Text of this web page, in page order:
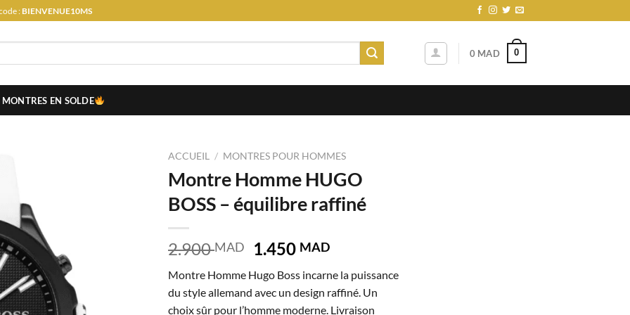
:BIENVENUE10MS
0 MAD 0
MONTRES EN SOLDE
ACCUEIL / MONTRES POUR HOMMES
Montre Homme HUGO
BOSS – équilibre raffiné
2.900MAD
Le
initial
était :
1.450 MADLe
actuel
est :
Montre Homme Hugo Boss incarne la puissance
du style allemand avec un design raffiné. Un
choix sûr pour l’homme moderne. Livraison